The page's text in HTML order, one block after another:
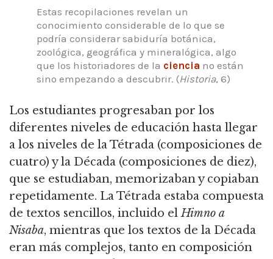
Estas recopilaciones revelan un
conocimiento considerable de lo que se
podría considerar sabiduría botánica,
zoológica, geográfica y mineralógica, algo
que los historiadores de la ciencia no están
sino empezando a descubrir. (Historia, 6)
Los estudiantes progresaban por los
diferentes niveles de educación hasta llegar
a los niveles de la Tétrada (composiciones de
cuatro) y la Década (composiciones de diez),
que se estudiaban, memorizaban y copiaban
repetidamente. La Tétrada estaba compuesta
de textos sencillos, incluido elHimno a
Nisaba, mientras que los textos de la Década
eran más complejos, tanto en composición